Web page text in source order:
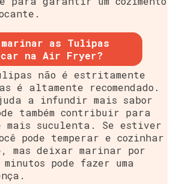
as Tulipas
na Air Fryer?
não é estritamente
é altamente recomendado.
a infundir mais sabor
também contribuir para
mais suculenta. Se estiver
pode temperar e cozinhar
mas deixar marinar por
minutos pode fazer uma